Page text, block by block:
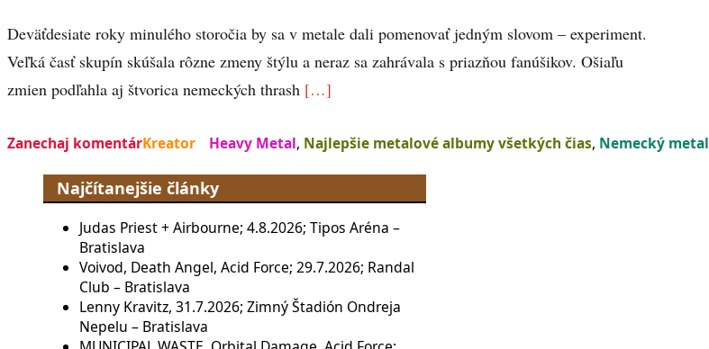
Deväťdesiate roky minulého storočia by sa v metale dali pomenovať jedným slovom – experiment.
Veľká časť skupín skúšala rôzne zmeny štýlu a neraz sa zahrávala s priazňou fanúšikov. Ošiaľu
zmien podľahla aj štvorica nemeckých thrash […]
Zanechaj komentárKreator Heavy Metal, Najlepšie metalové albumy všetkých čias, Nemecký metal
Najčítanejšie články
Judas Priest + Airbourne; 4.8.2026; Tipos Aréna –
Bratislava
Voivod, Death Angel, Acid Force; 29.7.2026; Randal
Club – Bratislava
Lenny Kravitz, 31.7.2026; Zimný Štadión Ondreja
Nepelu – Bratislava